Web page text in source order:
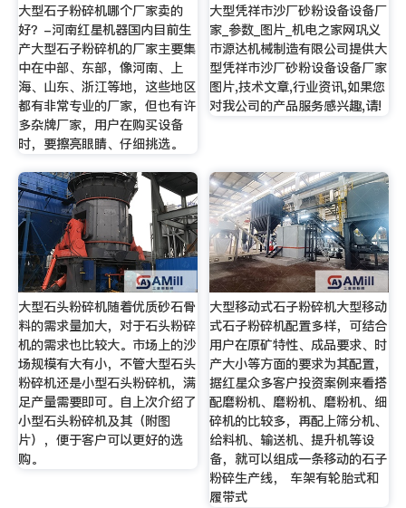
大型石子粉碎机哪个厂家卖的
好？-河南红星机器国内目前生
产大型石子粉碎机的厂家主要集
中在中部、东部，像河南、上
海、山东、浙江等地，这些地区
都有非常专业的厂家，但也有许
多杂牌厂家，用户在购买设备
时，要擦亮眼睛、仔细挑选。
大型凭祥市沙厂砂粉设备设备厂
家_参数_图片_机电之家网巩义
市源达机械制造有限公司提供大
型凭祥市沙厂砂粉设备设备厂家
图片,技术文章,行业资讯,如果您
对我公司的产品服务感兴趣,请!
大型石头粉碎机随着优质砂石骨
料的需求量加大，对于石头粉碎
机的需求也比较大。市场上的沙
场规模有大有小，不管大型石头
粉碎机还是小型石头粉碎机，满
足产量需要即可。自上次介绍了
小型石头粉碎机及其（附图
片），便于客户可以更好的选
购。
大型移动式石子粉碎机大型移动
式石子粉碎机配置多样，可结合
用户在原矿特性、成品要求、时
产大小等方面的要求为其配置，
据红星众多客户投资案例来看搭
配磨粉机、磨粉机、磨粉机、细
碎机的比较多，再配上筛分机、
给料机、输送机、提升机等设
备，就可以组成一条移动的石子
粉碎生产线， 车架有轮胎式和
履带式